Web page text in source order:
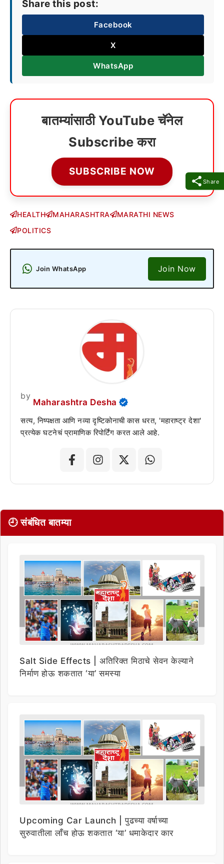
Share
Share this post:
Facebook
X
WhatsApp
बातम्यांसाठी YouTube चॅनेल
Subscribe करा
SUBSCRIBE NOW
HEALTH MAHARASHTRA
MARATHI NEWS
POLITICS
Join WhatsApp Join Now
by
Maharashtra Desha
सत्य, निष्पक्षता आणि नव्या दृष्टिकोनाची कास धरत, 'महाराष्ट्र देशा'
प्रत्येक घटनेचं प्रामाणिक रिपोर्टिंग करत आले आहे.
🕘 संबंधित बातम्या
Salt Side Effects | अतिरिक्त मिठाचे सेवन केल्याने
निर्माण होऊ शकतात ‘या’ समस्या
Upcoming Car Launch | पुढच्या वर्षाच्या
सुरुवातीला लाँच होऊ शकतात ‘या’ धमाकेदार कार